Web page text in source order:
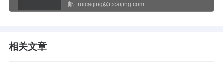
邮: ruicaijing@rccaijing.com
相关文章